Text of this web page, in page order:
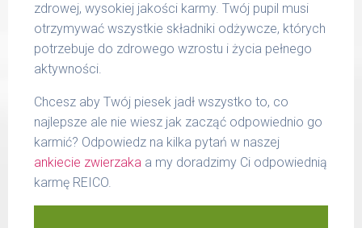
zdrowej, wysokiej jakości karmy. Twój pupil musi
otrzymywać wszystkie składniki odżywcze, których
potrzebuje do zdrowego wzrostu i życia pełnego
aktywności.
Chcesz aby Twój piesek jadł wszystko to, co
najlepsze ale nie wiesz jak zacząć odpowiednio go
karmić? Odpowiedz na kilka pytań w naszej
ankiecie zwierzaka a my doradzimy Ci odpowiednią
karmę REICO.